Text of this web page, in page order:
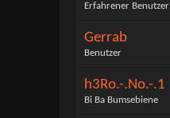
Erfahrener Benutzer
Gerrab
Benutzer
h3Ro.-.No.-.1
Bi Ba Bumsebiene